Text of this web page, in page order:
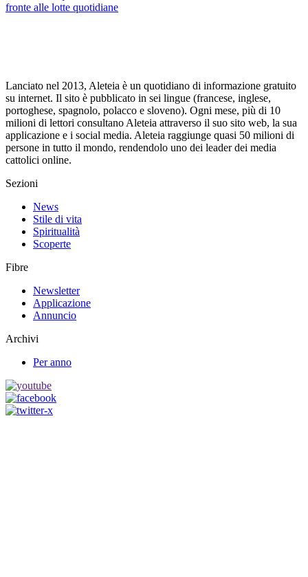
fronte alle lotte quotidiane
Lanciato nel 2013, Aleteia è un quotidiano di informazione gratuito
su internet. Il sito è pubblicato in sei lingue (francese, inglese,
portoghese, spagnolo, polacco e sloveno). Ogni mese, più di 10
milioni di lettori consultano Aleteia attraverso il suo sito web, la sua
applicazione e i social media. Aleteia raggiunge quasi 50 milioni di
persone in tutto il mondo, rendendolo uno dei leader dei media
cattolici online.
Sezioni
News
Stile di vita
Spiritualità
Scoperte
Fibre
Newsletter
Applicazione
Annuncio
Archivi
Per anno